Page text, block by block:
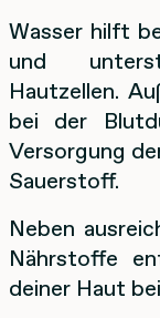
Wasser hilft
und
Hautzellen.
bei der
Versorgung
Sauerstoff.
Neben
Nährstoffe
deiner Haut